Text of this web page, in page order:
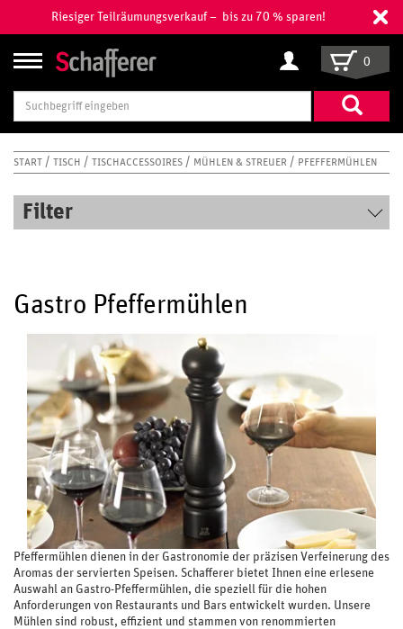
Riesiger Teilräumungsverkauf – bis zu 70 % sparen!
Suchbegriff
eingeben
0
START TISCH TISCHACCESSOIRES MÜHLEN & STREUER PFEFFERMÜHLEN
Filter
Gastro Pfeffermühlen
Pfeffermühlen dienen in der Gastronomie der präzisen Verfeinerung des
Aromas der servierten Speisen. Schafferer bietet Ihnen eine erlesene
Auswahl an Gastro-Pfeffermühlen, die speziell für die hohen
Anforderungen von Restaurants und Bars entwickelt wurden. Unsere
Mühlen sind robust, effizient und stammen von renommierten